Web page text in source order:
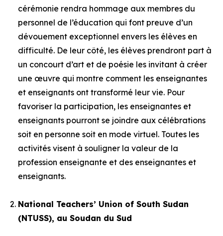
cérémonie rendra hommage aux membres du
personnel de l’éducation qui font preuve d’un
dévouement exceptionnel envers les élèves en
difficulté. De leur côté, les élèves prendront part à
un concourt d’art et de poésie les invitant à créer
une œuvre qui montre comment les enseignantes
et enseignants ont transformé leur vie. Pour
favoriser la participation, les enseignantes et
enseignants pourront se joindre aux célébrations
soit en personne soit en mode virtuel. Toutes les
activités visent à souligner la valeur de la
profession enseignante et des enseignantes et
enseignants.
National Teachers’ Union of South Sudan
(NTUSS), au Soudan du Sud